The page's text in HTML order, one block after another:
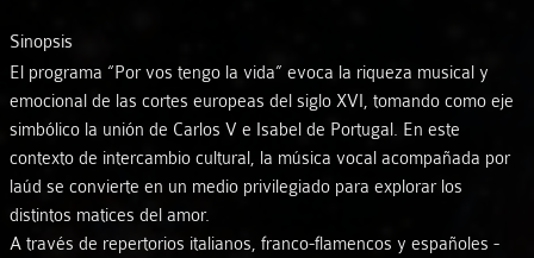
Sinopsis
El programa “Por vos tengo la vida” evoca la riqueza musical y
emocional de las cortes europeas del siglo XVI, tomando como eje
simbólico la unión de Carlos V e Isabel de Portugal. En este
contexto de intercambio cultural, la música vocal acompañada por
laúd se convierte en un medio privilegiado para explorar los
distintos matices del amor.
A través de repertorios italianos, franco-flamencos y españoles -